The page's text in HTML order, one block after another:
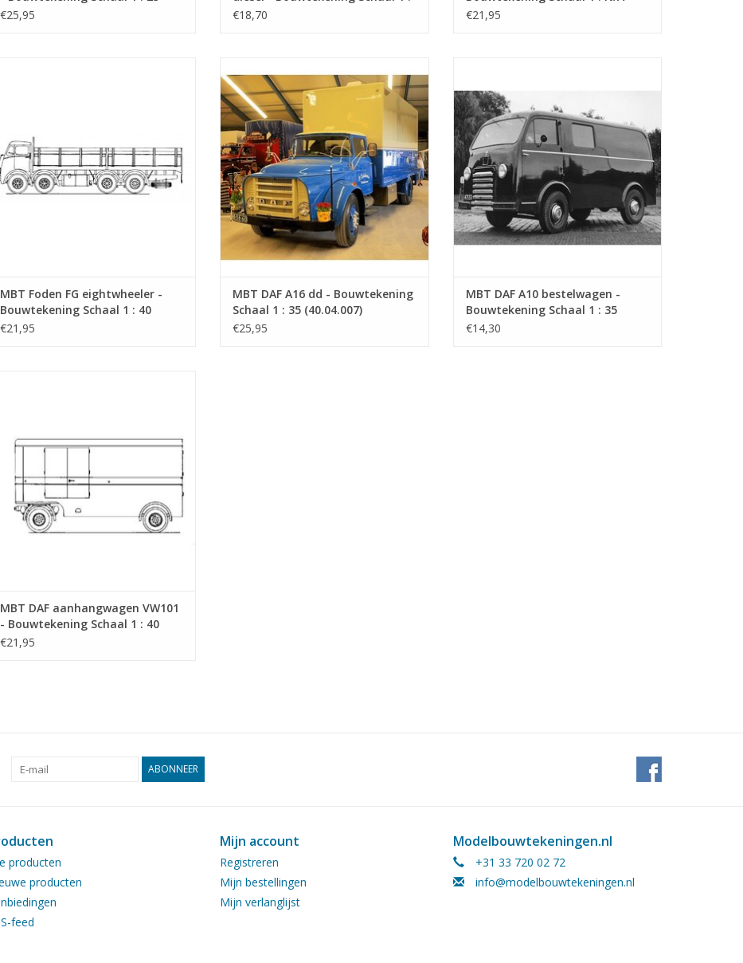
(40.04.002)
€25,95
25 (40.04.003)
€18,70
(40.04.004)
€21,95
MBT Foden FG eightwheeler -
Bouwtekening Schaal 1 : 40
(40.04.006)
€21,95
35 (40.04.007)
TOEVOEGEN AAN WINKELWAGEN
MBT DAF A16 dd - Bouwtekening
Schaal 1 : 35 (40.04.007)
€25,95
TOEVOEGEN AAN WINKELWAGEN
MBT DAF A10 bestelwagen -
Bouwtekening Schaal 1 : 35
(40.04.008)
€14,30
MBT DAF aanhangwagen VW101
- Bouwtekening Schaal 1 : 40
(40.04.010)
€21,95
ABONNEER
producten
producten
feed
Mijn account
Registreren
Mijn bestellingen
Mijn verlanglijst
Modelbouwtekeningen.nl
+31 33 720 02 72
info@modelbouwtekeningen.nl